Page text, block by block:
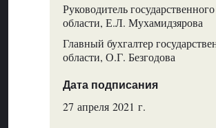
Руководитель
области, Е.Л. Мухамидзярова
Главный бухгалтер
области, О.Г. Безгодова
Дата подписания
27 апреля 2021 г.